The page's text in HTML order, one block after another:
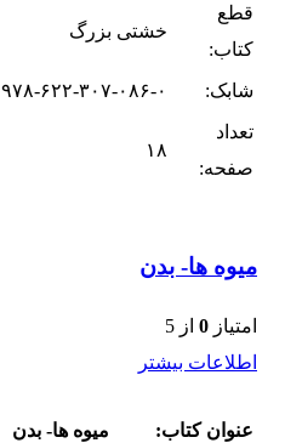
قطع
کتاب:
خشتی بزرگ
شابک:
۹۷۸-۶۲۲-۳۰۷-۰۸۶-۰
تعداد
صفحه:
۱۸
میوه ها- بدن
امتیاز 0 از 5
اطلاعات بیشتر
عنوان کتاب: میوه ها- بدن